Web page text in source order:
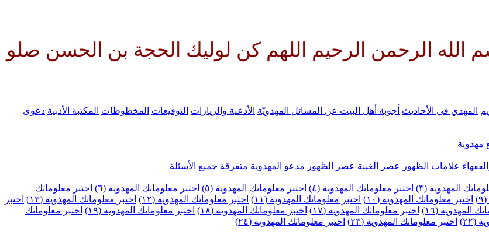
الرحيم اللهم كن لوليك الحجة بن الحسن صلواتك عليه
المهدي في الأحاديث أجوبة أهل البيت عن المسائل المهدويّة الأدعية والزيارات التوقيعات المخطوطات المكتبة الأدبية دعوى
مهدوية
علامات الظهور عصر الغيبة عصر الظهور مدعو المهدوية متفرقة جميع الأسئلة
المهدوية (٣) اختبر معلوماتك المهدوية (٤) اختبر معلوماتك المهدوية (٥) اختبر معلوماتك المهدوية (٦)
اختبر معلوماتك
اختبر معلوماتك المهدوية (١٠) اختبر معلوماتك المهدوية (١١) اختبر معلوماتك المهدوية (١٢) اختبر معلوماتك المهدوية (١٣)
اختبر
المهدوية (١٦) اختبر معلوماتك المهدوية (١٧) اختبر معلوماتك المهدوية (١٨) اختبر معلوماتك المهدوية (١٩)
اختبر معلوماتك
(٢٢) اختبر معلوماتك المهدوية (٢٣)
اختبر معلوماتك المهدوية (٢٤)